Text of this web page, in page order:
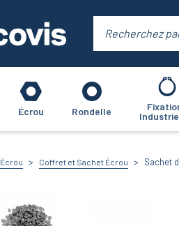
Écrou Rondelle
Écrou Coffret et Sachet Écrou Sachet